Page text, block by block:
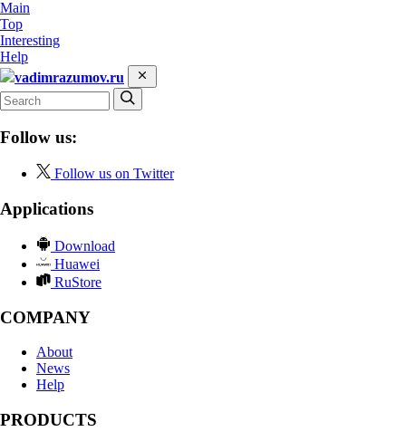
Main
Top
Interesting
Help
vadimrazumov.ru
Follow us:
Follow us on Twitter
Applications
Download
Huawei
RuStore
COMPANY
About
News
Help
PRODUCTS